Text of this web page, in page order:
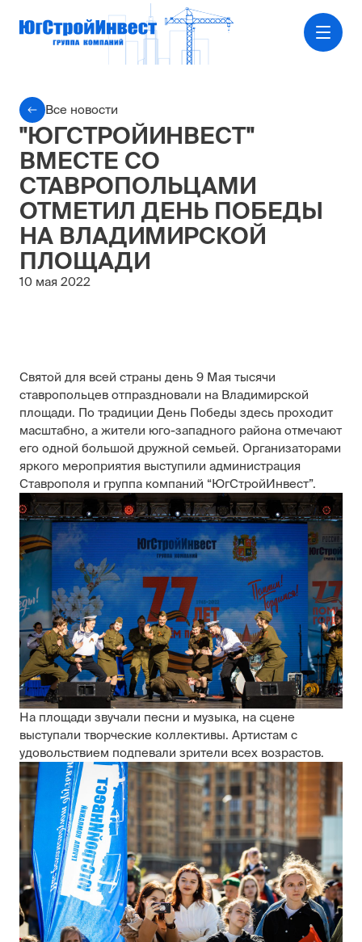
Все новости
"ЮГСТРОЙИНВЕСТ"
ВМЕСТЕ СО
СТАВРОПОЛЬЦАМИ
ОТМЕТИЛ ДЕНЬ ПОБЕДЫ
НА ВЛАДИМИРСКОЙ
ПЛОЩАДИ
10 мая 2022
Святой для всей страны день 9 Мая тысячи
ставропольцев отпраздновали на Владимирской
площади. По традиции День Победы здесь проходит
масштабно, а жители юго-западного района отмечают
его одной большой дружной семьей. Организаторами
яркого мероприятия выступили администрация
Ставрополя и группа компаний “ЮгСтройИнвест”.
На площади звучали песни и музыка, на сцене
выступали творческие коллективы. Артистам с
удовольствием подпевали зрители всех возрастов.